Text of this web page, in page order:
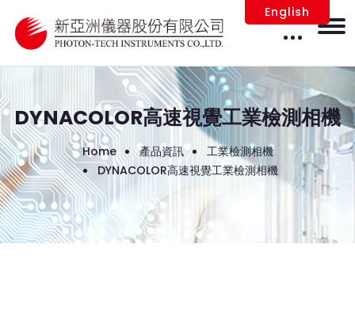
English
DYNACOLOR高速視覺工業檢測相機
Home 產品資訊
工業檢測相機
DYNACOLOR高速視覺工業檢測相機